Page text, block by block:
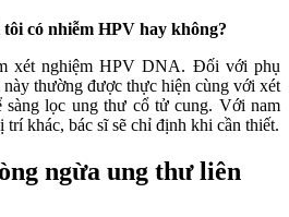
có nhiễm HPV hay không?
xét nghiệm HPV DNA. Đối với phụ
thường được thực hiện cùng với xét
sàng lọc ung thư cổ tử cung. Với nam
trí khác, bác sĩ sẽ chỉ định khi cần thiết.
ngừa ung thư liên